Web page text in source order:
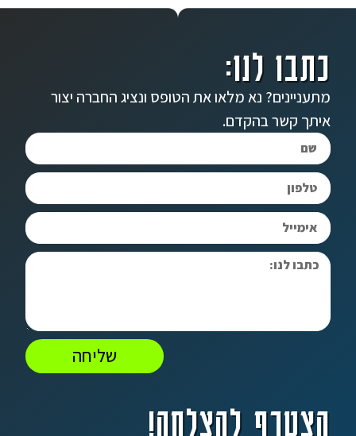
הצטרף להצלחה!
כתבו לנו:
מתעניינים? נא מלאו את הטופס ונציג החברה יצור
איתך קשר בהקדם.
שליחה